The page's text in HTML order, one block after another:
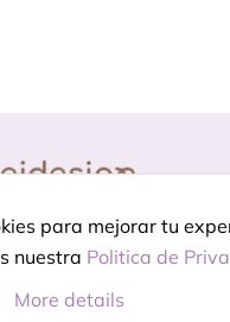
para mejorar tu
nuestra Politica de
More details
para momentos
Porque celebrar
en los detalles